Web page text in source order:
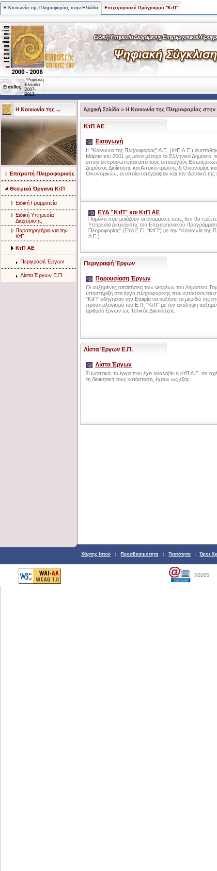
Η Κοινωνία της Πληροφορίας στην Ελλάδα Επιχειρησιακό Πρόγραμμα "ΚτΠ"
Είσοδος
Ψηφιακή
Ελλάδα
2007-
2013
Η Κοινωνία της ...
Επιτροπή Πληροφορικής
Θεσμικά Όργανα ΚτΠ
Ειδική Γραμματεία
Ειδική Υπηρεσία
Διαχείρισης
Παρατηρητήριο για την
ΚτΠ
ΚτΠ ΑΕ
Περιγραφή Έργων
Λίστα Έργων Ε.Π.
Αρχική Σελίδα > Η Κοινωνία της Πληροφορίας
ΚτΠ ΑΕ
Εισαγωγή
Η "Κοινωνία της Πληροφορίας" Α.Ε. (ΚτΠ Α.Ε.)
Μάρτιο του 2001 με μόνο μέτοχο το Ελληνικό Δημόσιο,
οποίο εκπροσωπείται από τους υπουργούς
Δημόσιας Διοίκησης και Αποκέντρωσης & Οικονομίας και
Οικονομικών, οι οποίοι υπέγραψαν και την ιδρυτική
ΕΥΔ "ΚτΠ" και ΚτΠ ΑΕ
Παρόλο που μοιάζουν οι ονομασίες τους, δεν θα
Υπηρεσία Διαχείρισης του Επιχειρησιακού
Πληροφορίας" (ΕΥΔ Ε.Π. "ΚτΠ") με την "Κοινωνία της
Α.Ε.).
Περιγραφή Έργων
Παρουσίαση Έργων
Οι αυξημένες απαιτήσεις των Φορέων του Δημόσιου
υποστήριξη στα έργα πληροφορικής που εντάσσονται
"ΚτΠ" οδήγησαν την Εταιρία να αυξήσει το μερίδιό της
προϋπολογισμό του Ε.Π. "ΚτΠ" με την ανάληψη
αριθμού έργων ως Τελικός Δικαιούχος.
Λίστα Έργων Ε.Π.
Λίστα Έργων
Συνοπτικά, τα έργα που έχει αναλάβει η ΚτΠ Α.Ε. σε
τη διοικητική τους κατάσταση, έχουν ως εξής:
Χάρτης Ιστού : Προσβασιμότητα : Ταυτότητα : Όροι
©2005